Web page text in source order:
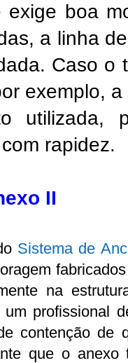
exige boa
a linha
Caso o
exemplo,
utilizada,
rapidez.
II
Sistema de
na
um profissional
contenção de
que o